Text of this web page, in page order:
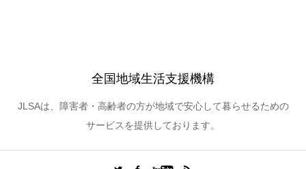
全国地域生活支援機構
JLSAは、障害者・高齢者の方が地域で安心して暮らせるための
サービスを提供しております。